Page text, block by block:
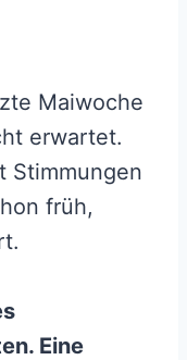
Maiwoche
erwartet.
Stimmungen
früh,
Eine